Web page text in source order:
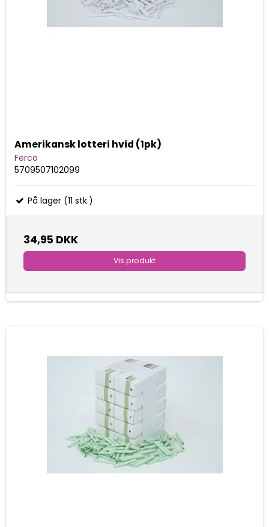
Amerikansk lotteri hvid (1pk)
Ferco
5709507102099
På lager (11 stk.)
34,95 DKK
Vis produkt